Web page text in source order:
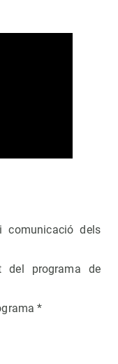
comunicació dels
del programa de
*